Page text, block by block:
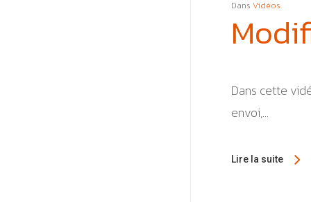
Dans Vidéos
Dans cette
envoi,...
Lire la suite